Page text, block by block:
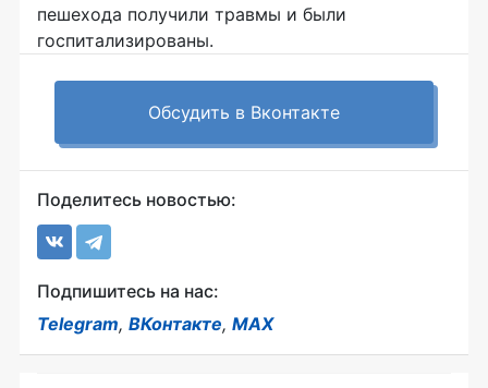
пешехода получили травмы и были
госпитализированы.
Обсудить в Вконтакте
Поделитесь новостью:
Подпишитесь на нас:
Telegram, ВКонтакте, MAX